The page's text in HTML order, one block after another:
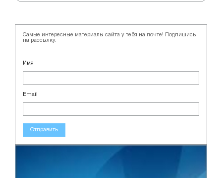
Самые интересные материалы сайта у тебя на почте! Подпишись
на рассылку.
Имя
Email
Отправить